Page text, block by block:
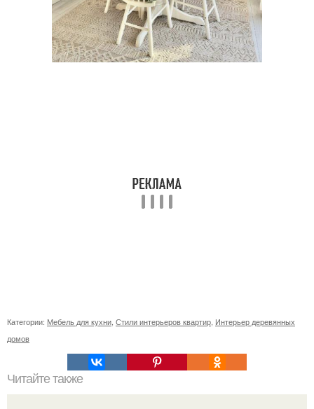
Категории: Мебель для кухни Стили интерьеров квартир Интерьер деревянных
домов
Читайте также